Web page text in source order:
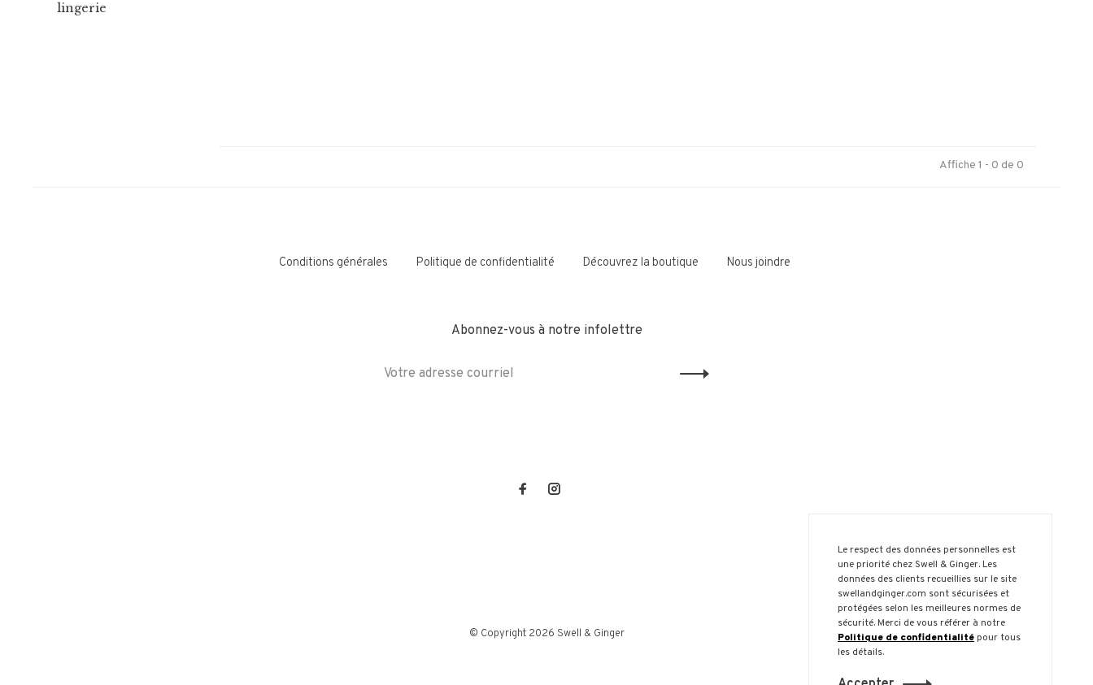
lingerie
Affiche 1 - 0 de 0
Conditions générales Politique de confidentialité Découvrez la boutique Nous joindre
Abonnez-vous à notre infolettre
© Copyright 2026 Swell & Ginger
Le respect des données personnelles est
une priorité chez Swell & Ginger. Les
données des clients recueillies sur le site
swellandginger.com sont sécurisées et
protégées selon les meilleures normes de
sécurité. Merci de vous référer à notre
Politique de confidentialitépour tous
les détails.